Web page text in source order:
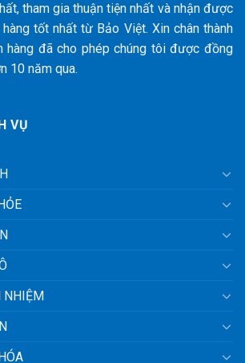
tham gia thuận tiện nhất và nhận được
tốt nhất từ Bảo Việt. Xin chân thành
hàng đã cho phép chúng tôi được đồng
10 năm qua.
VỤ
NHIỆM